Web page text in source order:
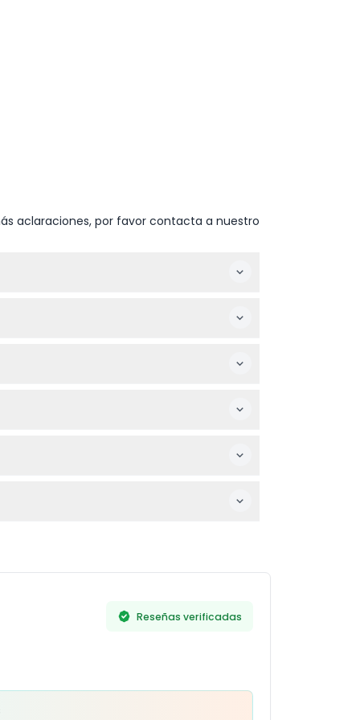
aclaraciones, por favor contacta a nuestro
Reseñas verificadas